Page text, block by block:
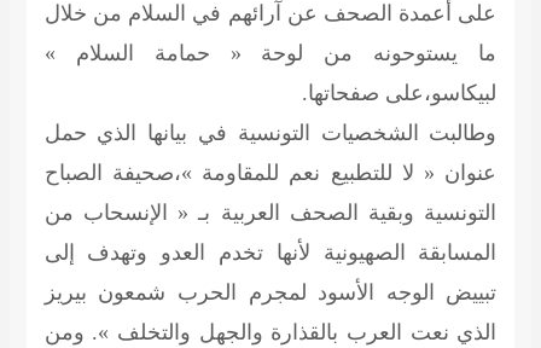
على أعمدة الصحف عن آرائهم في السلام من خلال
ما يستوحونه من لوحة « حمامة السلام »
لبيكاسو،على صفحاتها.
وطالبت الشخصيات التونسية في بيانها الذي حمل
عنوان « لا للتطبيع نعم للمقاومة »،صحيفة الصباح
التونسية وبقية الصحف العربية بـ « الإنسحاب من
المسابقة الصهيونية لأنها تخدم العدو وتهدف إلى
تبييض الوجه الأسود لمجرم الحرب شمعون بيريز
الذي نعت العرب بالقذارة والجهل والتخلف ». ومن